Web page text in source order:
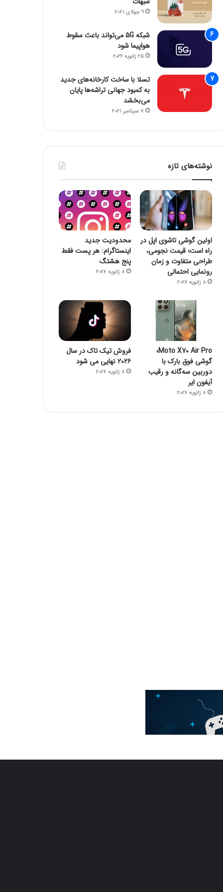
9 جولای 2021
شبکه 5G می‌تواند باعث سقوط
هواپیما شود
25 ژانویه 2022
تسلا با ساخت کارخانه‌های جدید
به کمبود جهانی تراشه‌ها پایان
می‌بخشد
7 سپتامبر 2021
نوشته‌های تازه
اولین گوشی تاشوی اپل در
راه است؛ قیمت نجومی،
طراحی متفاوت و زمان
رونمایی احتمالی
8 ژانویه 2026
محدودیت جدید
اینستاگرام: هر پست فقط
پنج هشتگ
8 ژانویه 2026
Moto X70 Air Pro؛
گوشی فوق بارک با
دوربین سه‌گانه و رقیب
آیفون ایر
8 ژانویه 2026
فروش تیک تاک در سال
۲۰۲۶ نهایی می شود
8 ژانویه 2026